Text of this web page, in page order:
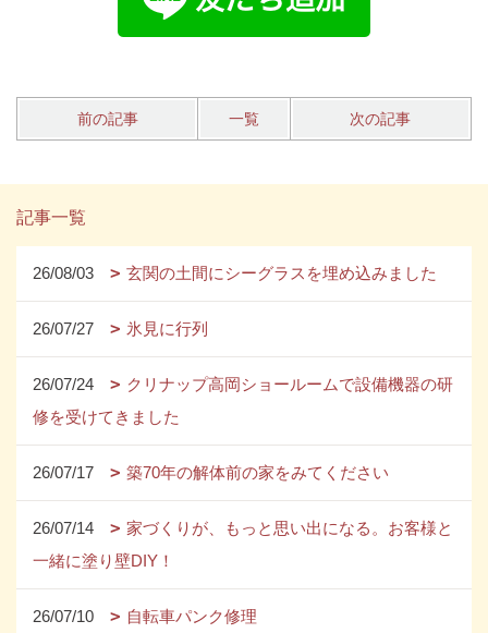
前の記事 一覧 次の記事
記事一覧
26/08/03 玄関の土間にシーグラスを埋め込みました
26/07/27 氷見に行列
26/07/24
クリナップ高岡ショールームで設備機器の研
修を受けてきました
26/07/17 築70年の解体前の家をみてください
26/07/14
家づくりが、もっと思い出になる。お客様と
一緒に塗り壁DIY！
26/07/10 自転車パンク修理